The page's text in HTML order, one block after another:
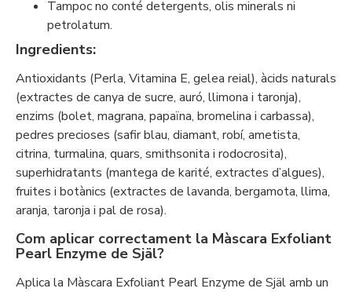
Tampoc no conté detergents, olis minerals ni
petrolatum.
Ingredients:
Antioxidants (Perla, Vitamina E, gelea reial), àcids naturals
(extractes de canya de sucre, auró, llimona i taronja),
enzims (bolet, magrana, papaïna, bromelina i carbassa),
pedres precioses (safir blau, diamant, robí, ametista,
citrina, turmalina, quars, smithsonita i rodocrosita),
superhidratants (mantega de karité, extractes d’algues),
fruites i botànics (extractes de lavanda, bergamota, llima,
aranja, taronja i pal de rosa).
Com aplicar correctament la Màscara Exfoliant
Pearl Enzyme de Själ?
Aplica la Màscara Exfoliant Pearl Enzyme de Själ amb un